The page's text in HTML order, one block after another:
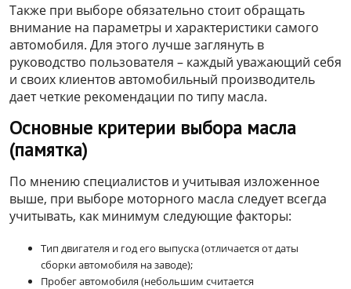
Также при выборе обязательно стоит обращать
внимание на параметры и характеристики самого
автомобиля. Для этого лучше заглянуть в
руководство пользователя – каждый уважающий себя
и своих клиентов автомобильный производитель
дает четкие рекомендации по типу масла.
Основные критерии выбора масла
(памятка)
По мнению специалистов и учитывая изложенное
выше, при выборе моторного масла следует всегда
учитывать, как минимум следующие факторы:
Тип двигателя и год его выпуска (отличается от даты
сборки автомобиля на заводе);
Пробег автомобиля (небольшим считается